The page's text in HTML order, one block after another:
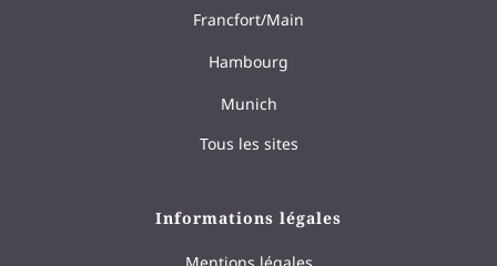
Francfort/Main
Hambourg
Munich
Tous les sites
Informations légales